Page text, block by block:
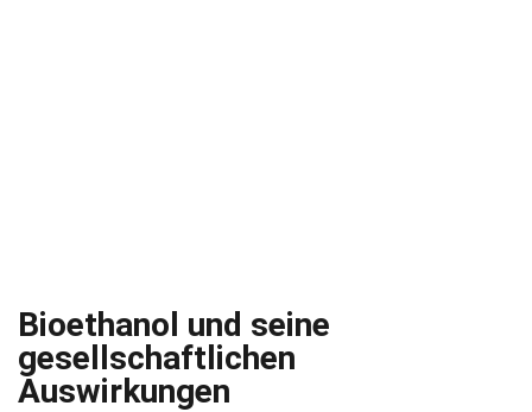
Bioethanol und seine
gesellschaftlichen
Auswirkungen